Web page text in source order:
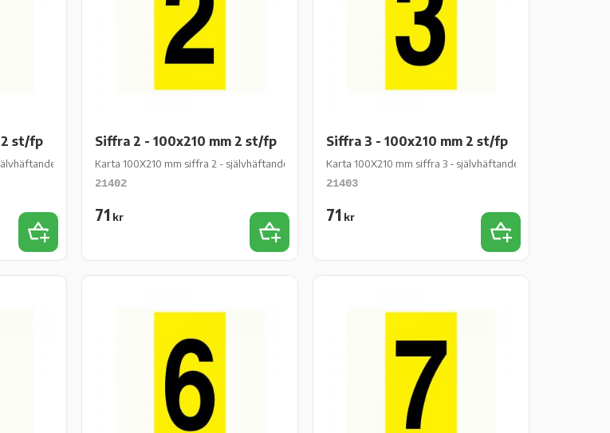
2 st/fp
gul vinyl - 2 st/fp
Lägg till i favoriter
Siffra 2 - 100x210 mm 2 st/fp
Karta 100X210 mm siffra 2 - självhäftande gul vinyl - 2 st/fp
21402
71 kr
Lägg till i favoriter
Siffra 3 - 100x210 mm 2 st/fp
Karta 100X210 mm siffra 3 - självhäftande gul vinyl - 2 st/fp
21403
71 kr
Lägg till i favoriter